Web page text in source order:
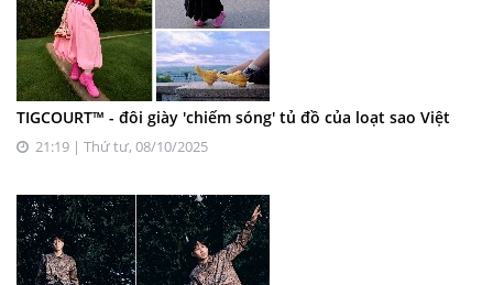
TIGCOURT™ - đôi giày 'chiếm sóng' tủ đồ của loạt sao Việt
21:19 | Thứ tư, 08/10/2025